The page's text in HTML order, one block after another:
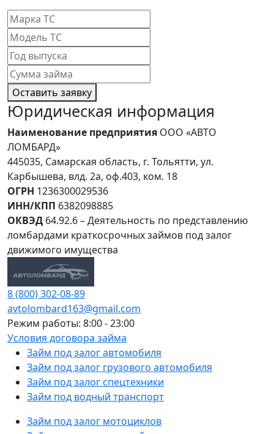
Оставить заявку
Юридическая информация
Наименование предприятия ООО «АВТО
ЛОМБАРД»
445035, Самарская область, г. Тольятти, ул.
Карбышева, влд. 2а, оф.403, ком. 18
ОГРН 1236300029536
ИНН/КПП 6382098885
ОКВЭД 64.92.6 – Деятельность по представлению
ломбардами краткосрочных займов под залог
движимого имущества
8 (800) 302-08-89
avtolombard163@gmail.com
Режим работы: 8:00 - 23:00
Условия договора займа
Займ под залог автомобиля
Займ под залог грузового автомобиля
Займ под залог спецтехники
Займ под водный транспорт
Займ под залог мотоциклов